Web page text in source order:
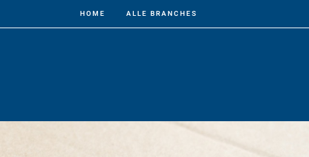
HOME ALLE BRANCHES